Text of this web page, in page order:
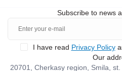
Subscribe to news
I have read Privacy Policy
Our
20701, Cherkasy region, Smila, st.